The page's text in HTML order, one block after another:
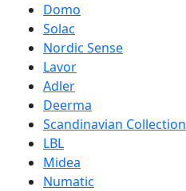
Domo
Solac
Nordic Sense
Lavor
Adler
Deerma
Scandinavian Collection
LBL
Midea
Numatic